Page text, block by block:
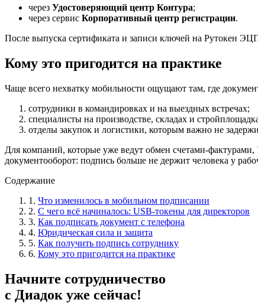
через Удостоверяющий центр Контура;
через сервис Корпоративный центр регистрации.
После выпуска сертификата и записи ключей на Рутокен
Кому это пригодится на практике
Чаще всего нехватку мобильности ощущают там, где
сотрудники в командировках и на выездных встречах;
специалисты на производстве, складах и
отделы закупок и логистики, которым важно не
Для компаний, которые уже ведут обмен счетами-
документооборот: подпись больше не держит человека у
Содержание
1. Что изменилось в мобильном подписании
2. С чего всё начиналось: USB-токены для директоров
3. Как подписать документ с телефона
4. Юридическая сила и защита
5. Как получить подпись сотруднику
6. Кому это пригодится на практике
Начните сотрудничество
с Диадок уже сейчас!